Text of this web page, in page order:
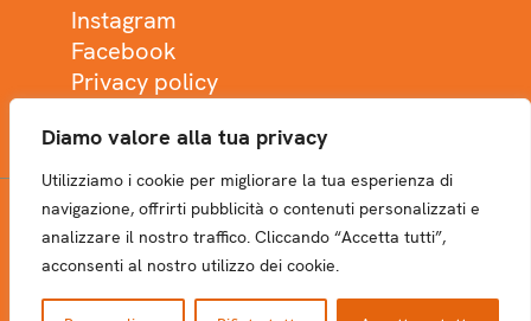
Diamo valore alla tua privacy
Utilizziamo i cookie per migliorare la tua esperienza di
navigazione, offrirti pubblicità o contenuti personalizzati e
analizzare il nostro traffico. Cliccando “Accetta tutti”,
acconsenti al nostro utilizzo dei cookie.
Instagram
Facebook
Privacy policy
NEWSLETTER